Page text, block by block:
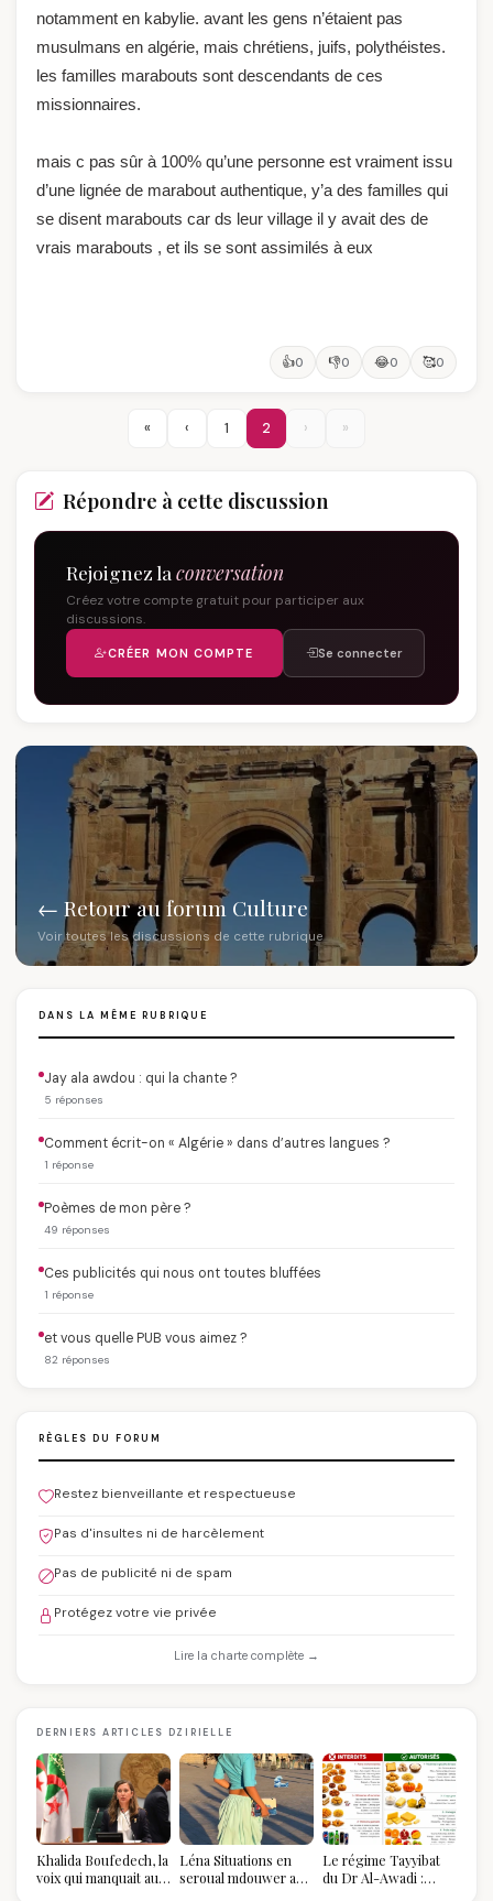
notamment en kabylie. avant les gens n’étaient pas
musulmans en algérie, mais chrétiens, juifs, polythéistes.
les familles marabouts sont descendants de ces
missionnaires.
mais c pas sûr à 100% qu’une personne est vraiment issu
d’une lignée de marabout authentique, y’a des familles qui
se disent marabouts car ds leur village il y avait des de
vrais marabouts , et ils se sont assimilés à eux
👍0 👎0 😂0 🥰0
« ‹ 1 2 › »
Répondre à cette discussion
Rejoignez la conversation
Créez votre compte gratuit pour participer aux
discussions.
CRÉER MON COMPTE Se connecter
← Retour au forum Culture
Voir toutes les discussions de cette rubrique
DANS LA MÊME RUBRIQUE
Jay ala awdou : qui la chante ?
5 réponses
Comment écrit-on « Algérie » dans d’autres langues ?
1 réponse
Poèmes de mon père ?
49 réponses
Ces publicités qui nous ont toutes bluffées
1 réponse
et vous quelle PUB vous aimez ?
82 réponses
RÈGLES DU FORUM
Restez bienveillante et respectueuse
Pas d'insultes ni de harcèlement
Pas de publicité ni de spam
Protégez votre vie privée
Lire la charte complète →
DERNIERS ARTICLES DZIRIELLE
Khalida Boufedech, la
voix qui manquait au
Léna Situations en
seroual mdouwer au
Le régime Tayyibat
du Dr Al-Awadi :